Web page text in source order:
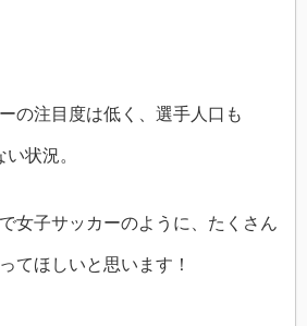
の注目度は低く、選手人口も
状況。
女子サッカーのように、たくさん
てほしいと思います！